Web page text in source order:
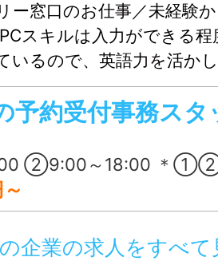
ー窓口のお仕事／未経験
スキルは入力ができる程
いるので、英語力を活か
英語が話せない方もぜひ
予約受付事務スタ
②9:00～18:00 ＊①②
企業の求人をすべて